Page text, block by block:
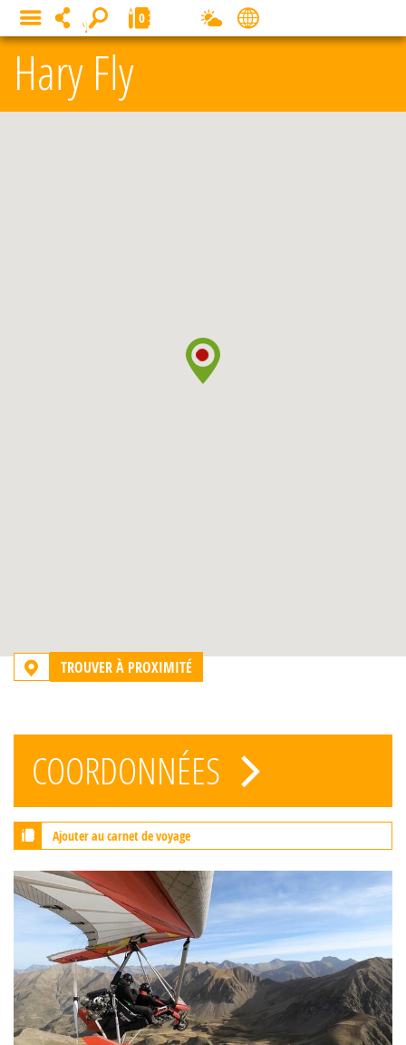
Hary Fly
TROUVER À PROXIMITÉ
COORDONNÉES
Ajouter au carnet de voyage
MENU 0
Panneau de gestion des cookies